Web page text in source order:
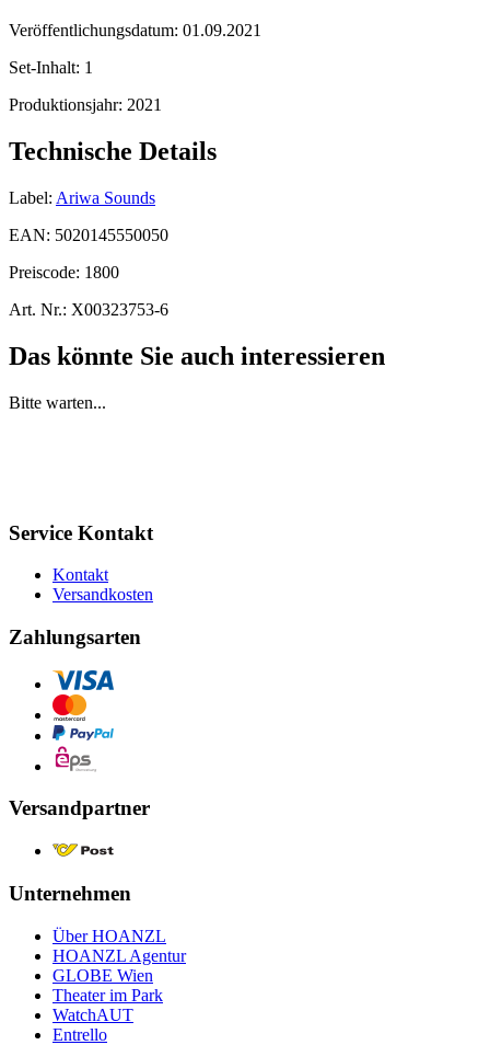
Veröffentlichungsdatum: 01.09.2021
Set-Inhalt: 1
Produktionsjahr: 2021
Technische Details
Label: Ariwa Sounds
EAN: 5020145550050
Preiscode: 1800
Art. Nr.: X00323753-6
Das könnte Sie auch interessieren
Bitte warten...
Service Kontakt
Kontakt
Versandkosten
Zahlungsarten
Versandpartner
Unternehmen
Über HOANZL
HOANZL Agentur
GLOBE Wien
Theater im Park
WatchAUT
Entrello